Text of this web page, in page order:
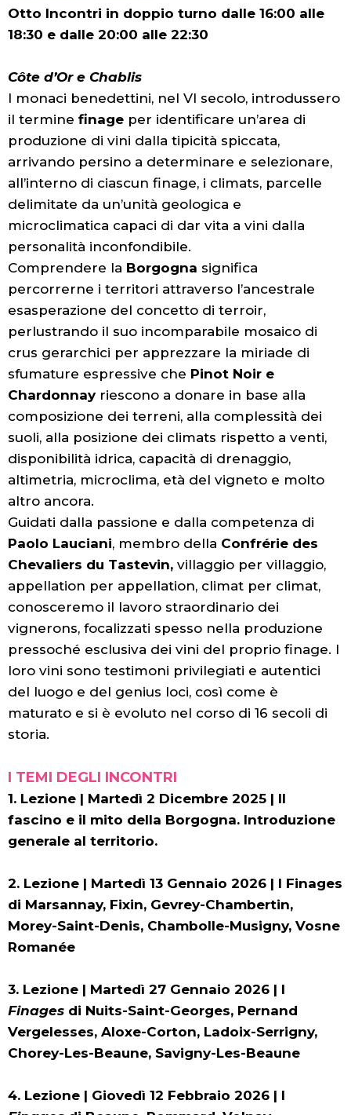
Otto Incontri in doppio turno dalle 16:00 alle
18:30 e dalle 20:00 alle 22:30
Côte d’Or e Chablis
I monaci benedettini, nel VI secolo, introdussero
il termine finage per identificare un’area di
produzione di vini dalla tipicità spiccata,
arrivando persino a determinare e selezionare,
all’interno di ciascun finage, i climats, parcelle
delimitate da un’unità geologica e
microclimatica capaci di dar vita a vini dalla
personalità inconfondibile.
Comprendere la Borgogna significa
percorrerne i territori attraverso l’ancestrale
esasperazione del concetto di terroir,
perlustrando il suo incomparabile mosaico di
crus gerarchici per apprezzare la miriade di
sfumature espressive che Pinot Noir e
Chardonnayriescono a donare in base alla
composizione dei terreni, alla complessità dei
suoli, alla posizione dei climats rispetto a venti,
disponibilità idrica, capacità di drenaggio,
altimetria, microclima, età del vigneto e molto
altro ancora.
Guidati dalla passione e dalla competenza di
Paolo Lauciani, membro della Confrérie des
Chevaliers du Tastevin, villaggio per villaggio,
appellation per appellation, climat per climat,
conosceremo il lavoro straordinario dei
vignerons, focalizzati spesso nella produzione
pressoché esclusiva dei vini del proprio finage. I
loro vini sono testimoni privilegiati e autentici
del luogo e del genius loci, così come è
maturato e si è evoluto nel corso di 16 secoli di
storia.
I TEMI DEGLI INCONTRI
1. Lezione | Martedì 2 Dicembre 2025 | Il
fascino e il mito della Borgogna. Introduzione
generale al territorio.
2. Lezione | Martedì 13 Gennaio 2026 | I Finages
di Marsannay, Fixin, Gevrey-Chambertin,
Morey-Saint-Denis, Chambolle-Musigny, Vosne
Romanée
3. Lezione | Martedì 27 Gennaio 2026 | I
Finages di Nuits-Saint-Georges, Pernand
Vergelesses, Aloxe-Corton, Ladoix-Serrigny,
Chorey-Les-Beaune, Savigny-Les-Beaune
4. Lezione | Giovedì 12 Febbraio 2026 | I